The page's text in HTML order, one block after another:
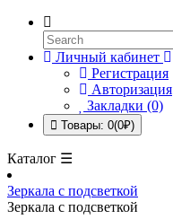
Личный кабинет
Регистрация
Авторизация
Закладки (0)
Товары: 0(0₽)
Каталог ☰
Зеркала с подсветкой
Зеркала с подсветкой